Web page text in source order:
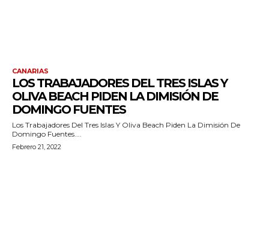
CANARIAS
LOS TRABAJADORES DEL TRES ISLAS Y
OLIVA BEACH PIDEN LA DIMISIÓN DE
DOMINGO FUENTES
Los Trabajadores Del Tres Islas Y Oliva Beach Piden La Dimisión De
Domingo Fuentes....
Febrero 21, 2022